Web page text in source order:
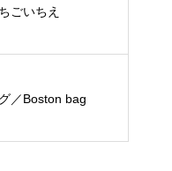
ごいちえ
／Boston bag